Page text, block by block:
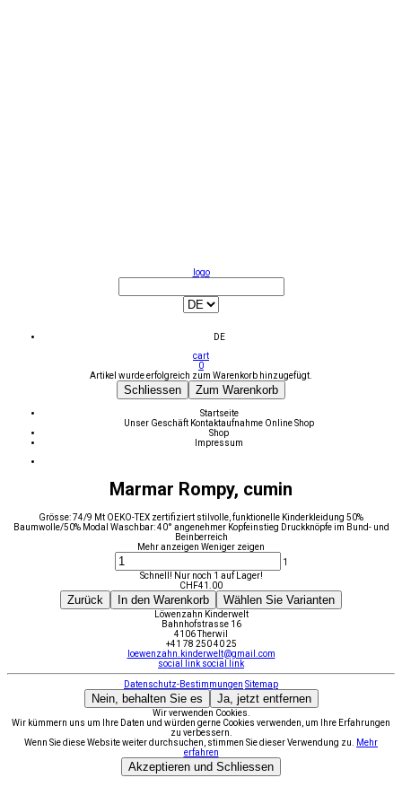
logo
DE
cart
0
Artikel wurde erfolgreich zum Warenkorb hinzugefügt.
Schliessen Zum Warenkorb
Startseite
Unser Geschäft Kontaktaufnahme Online Shop
Shop
Impressum
Marmar Rompy, cumin
Grösse: 74/9 Mt OEKO-TEX zertifiziert stilvolle, funktionelle Kinderkleidung 50%
Baumwolle/50% Modal Waschbar: 40° angenehmer Kopfeinstieg Druckknöpfe im Bund- und
Beinberreich
Mehr anzeigen Weniger zeigen
1
Schnell! Nur noch 1 auf Lager!
CHF41.00
Zurück In den Warenkorb Wählen Sie Varianten
Löwenzahn Kinderwelt
Bahnhofstrasse 16
4106 Therwil
+41 78 250 40 25
loewenzahn.kinderwelt@gmail.com
social link social link
Datenschutz-Bestimmungen Sitemap
Nein, behalten Sie es Ja, jetzt entfernen
Wir verwenden Cookies.
Wir kümmern uns um Ihre Daten und würden gerne Cookies verwenden, um Ihre Erfahrungen
zu verbessern.
Wenn Sie diese Website weiter durchsuchen, stimmen Sie dieser Verwendung zu.
Mehr
erfahren
Akzeptieren und Schliessen